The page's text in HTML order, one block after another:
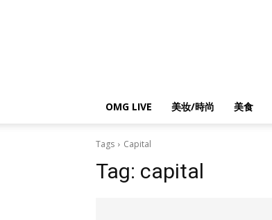
OMG LIVE 美妆/時尚 美食
Tags Capital
Tag: capital